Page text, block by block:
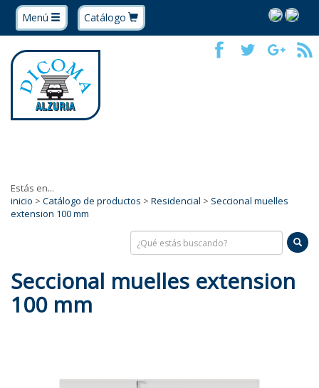
Menú Catálogo
Estás en...
inicio > Catálogo de productos > Residencial > Seccional muelles
extension 100 mm
Seccional muelles extension
100 mm